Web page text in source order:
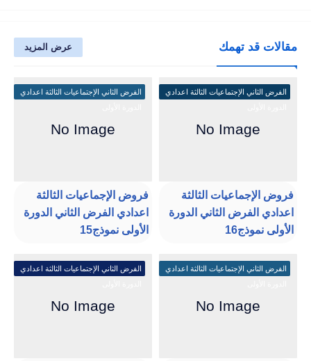
مقالات قد تهمك عرض المزيد
الفرض الثاني الإجتماعيات الثالثة اعدادي
فروض الإجماعيات الثالثة
اعدادي الفرض الثاني الدورة
الأولى نموذج16
الفرض الثاني الإجتماعيات الثالثة اعدادي
فروض الإجماعيات الثالثة
اعدادي الفرض الثاني الدورة
الأولى نموذج15
الفرض الثاني الإجتماعيات الثالثة اعدادي
الفرض الثاني الإجتماعيات الثالثة اعدادي